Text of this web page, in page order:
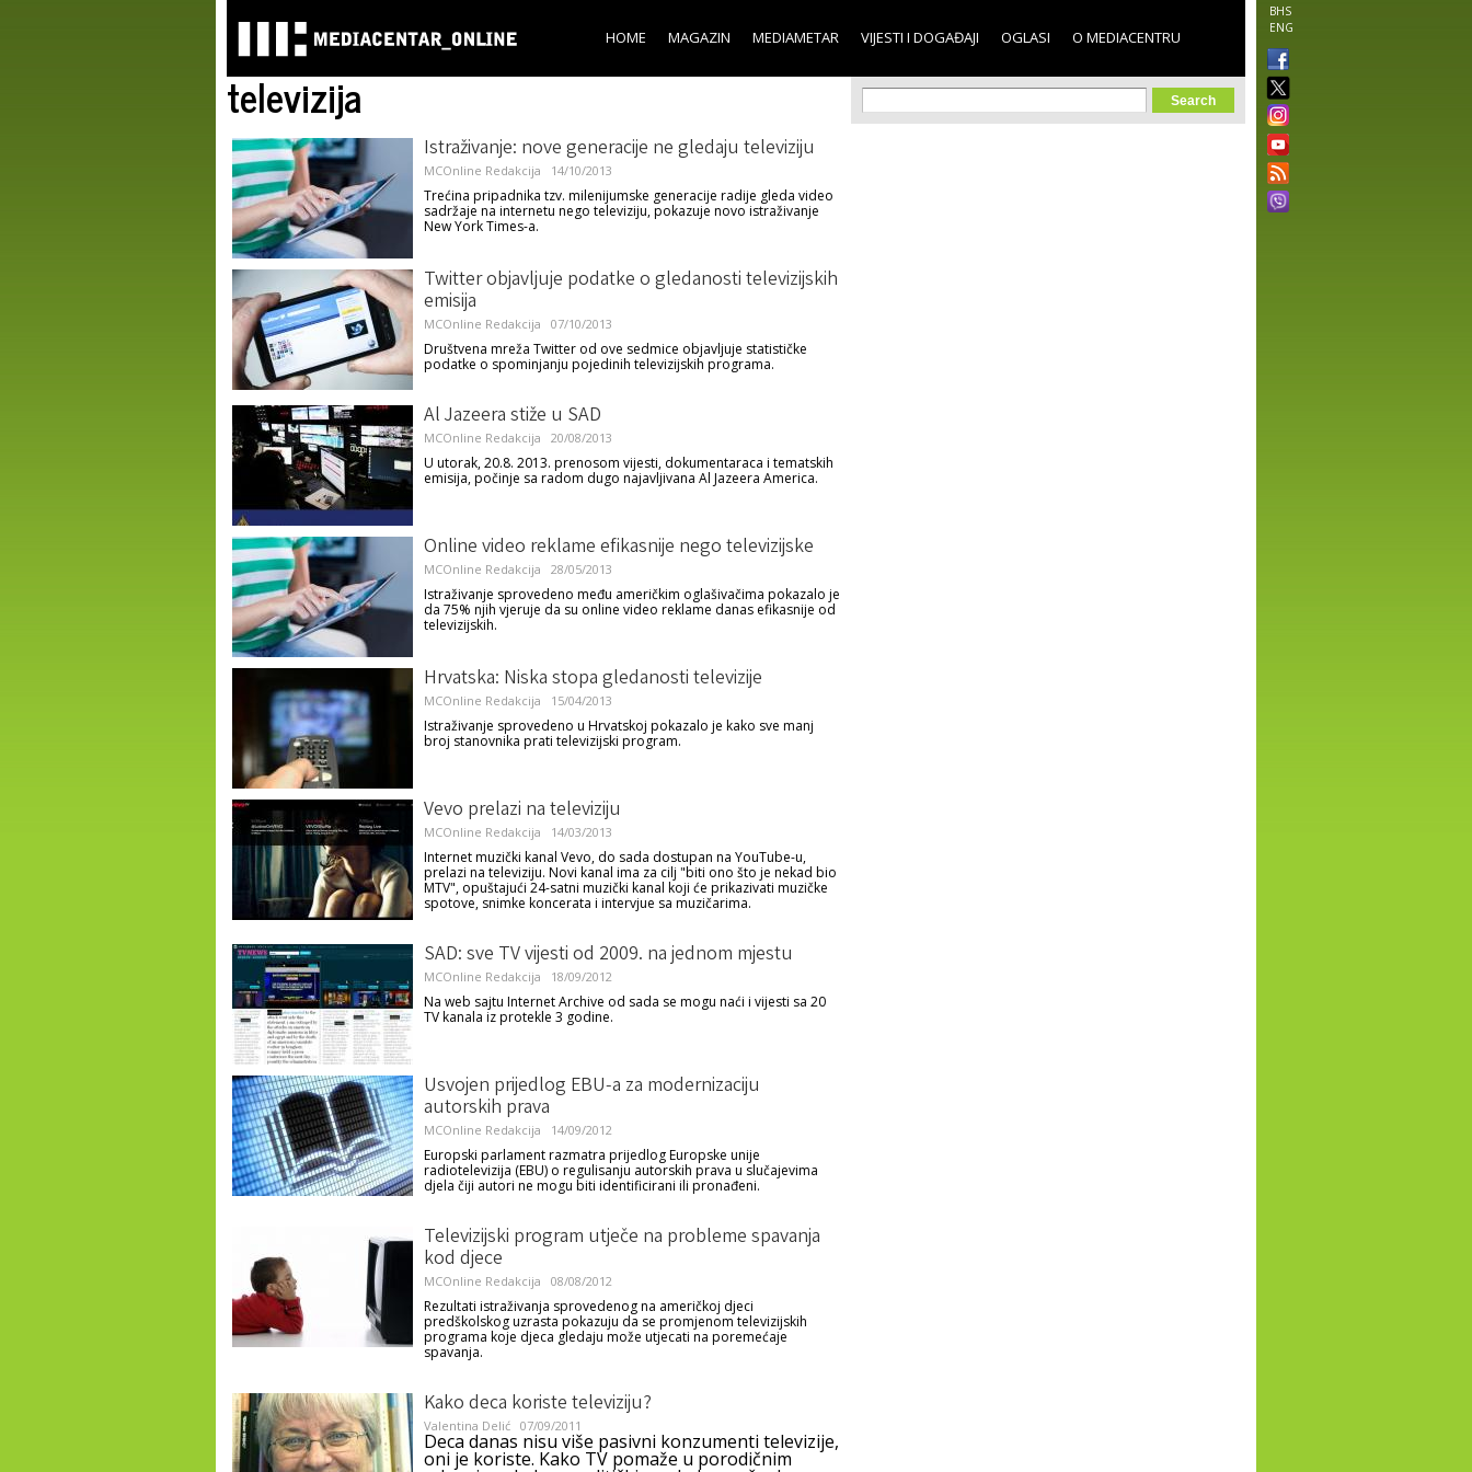
main
content
BHS
ENG
HOME MAGAZIN MEDIAMETAR VIJESTI I DOGAĐAJI OGLASI O MEDIACENTRU
televizija
Istraživanje: nove generacije ne gledaju televiziju
MCOnline Redakcija 14/10/2013
Trećina pripadnika tzv. milenijumske generacije radije gleda video
sadržaje na internetu nego televiziju, pokazuje novo istraživanje
New York Times-a.
Twitter objavljuje podatke o gledanosti televizijskih
emisija
MCOnline Redakcija 07/10/2013
Društvena mreža Twitter od ove sedmice objavljuje statističke
podatke o spominjanju pojedinih televizijskih programa.
Al Jazeera stiže u SAD
MCOnline Redakcija 20/08/2013
U utorak, 20.8. 2013. prenosom vijesti, dokumentaraca i tematskih
emisija, počinje sa radom dugo najavljivana Al Jazeera America.
Online video reklame efikasnije nego televizijske
MCOnline Redakcija 28/05/2013
Istraživanje sprovedeno među američkim oglašivačima pokazalo je
da 75% njih vjeruje da su online video reklame danas efikasnije od
televizijskih.
Hrvatska: Niska stopa gledanosti televizije
MCOnline Redakcija 15/04/2013
Istraživanje sprovedeno u Hrvatskoj pokazalo je kako sve manj
broj stanovnika prati televizijski program.
Vevo prelazi na televiziju
MCOnline Redakcija 14/03/2013
Internet muzički kanal Vevo, do sada dostupan na YouTube-u,
prelazi na televiziju. Novi kanal ima za cilj "biti ono što je nekad bio
MTV", opuštajući 24-satni muzički kanal koji će prikazivati muzičke
spotove, snimke koncerata i intervjue sa muzičarima.
SAD: sve TV vijesti od 2009. na jednom mjestu
MCOnline Redakcija 18/09/2012
Na web sajtu Internet Archive od sada se mogu naći i vijesti sa 20
TV kanala iz protekle 3 godine.
Usvojen prijedlog EBU-a za modernizaciju
autorskih prava
MCOnline Redakcija 14/09/2012
Europski parlament razmatra prijedlog Europske unije
radiotelevizija (EBU) o regulisanju autorskih prava u slučajevima
djela čiji autori ne mogu biti identificirani ili pronađeni.
Televizijski program utječe na probleme spavanja
kod djece
MCOnline Redakcija 08/08/2012
Rezultati istraživanja sprovedenog na američkoj djeci
predškolskog uzrasta pokazuju da se promjenom televizijskih
programa koje djeca gledaju može utjecati na poremećaje
spavanja.
Kako deca koriste televiziju?
Valentina Delić 07/09/2011
Deca danas nisu više pasivni konzumenti televizije,
oni je koriste. Kako TV pomaže u porodičnim
Search form
Search